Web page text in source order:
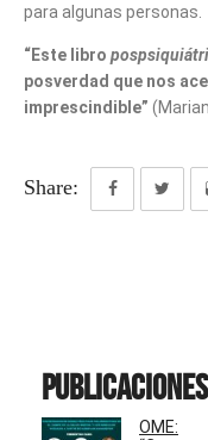
para algunas personas.
“Este libro
posverdad que nos
imprescindible”
Share:
OME: